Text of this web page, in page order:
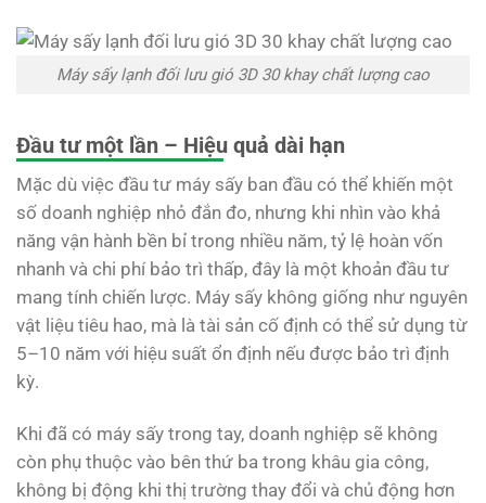
Máy sấy lạnh đối lưu gió 3D 30 khay chất lượng cao
Đầu tư một lần – Hiệu quả dài hạn
Mặc dù việc đầu tư máy sấy ban đầu có thể khiến một
số doanh nghiệp nhỏ đắn đo, nhưng khi nhìn vào khả
năng vận hành bền bỉ trong nhiều năm, tỷ lệ hoàn vốn
nhanh và chi phí bảo trì thấp, đây là một khoản đầu tư
mang tính chiến lược. Máy sấy không giống như nguyên
vật liệu tiêu hao, mà là tài sản cố định có thể sử dụng từ
5–10 năm với hiệu suất ổn định nếu được bảo trì định
kỳ.
Khi đã có máy sấy trong tay, doanh nghiệp sẽ không
còn phụ thuộc vào bên thứ ba trong khâu gia công,
không bị động khi thị trường thay đổi và chủ động hơn